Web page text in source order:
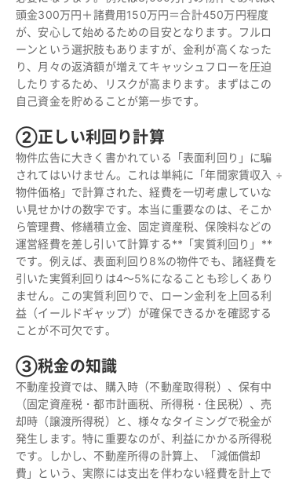
頭金300万円＋諸費用150万円＝合計450万円程度
が、安心して始めるための目安となります。フルロ
ーンという選択肢もありますが、金利が高くなった
り、月々の返済額が増えてキャッシュフローを圧迫
したりするため、リスクが高まります。まずはこの
自己資金を貯めることが第一歩です。
②正しい利回り計算
物件広告に大きく書かれている「表面利回り」に騙
されてはいけません。これは単純に「年間家賃収入 ÷
物件価格」で計算された、経費を一切考慮していな
い見せかけの数字です。本当に重要なのは、そこか
ら管理費、修繕積立金、固定資産税、保険料などの
運営経費を差し引いて計算する**「実質利回り」**
です。例えば、表面利回り8%の物件でも、諸経費を
引いた実質利回りは4～5%になることも珍しくあり
ません。この実質利回りで、ローン金利を上回る利
益（イールドギャップ）が確保できるかを確認する
ことが不可欠です。
③税金の知識
不動産投資では、購入時（不動産取得税）、保有中
（固定資産税・都市計画税、所得税・住民税）、売
却時（譲渡所得税）と、様々なタイミングで税金が
発生します。特に重要なのが、利益にかかる所得税
です。しかし、不動産所得の計算上、「減価償却
費」という、実際には支出を伴わない経費を計上で